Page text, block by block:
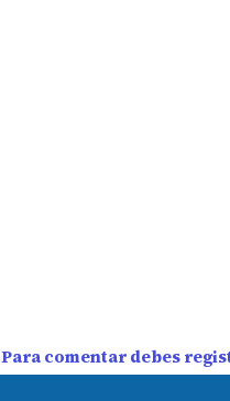
Para comentar debes